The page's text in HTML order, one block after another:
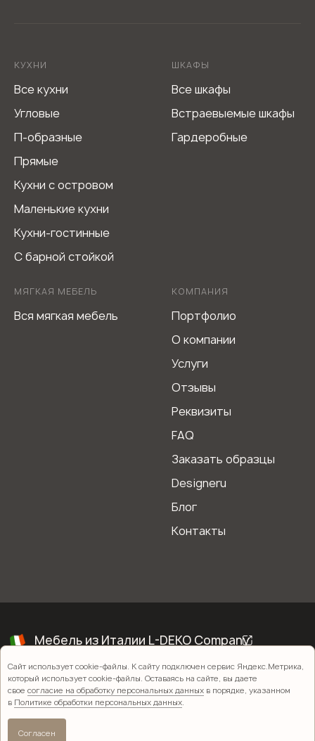
КУХНИ
Все кухни
Угловые
П-образные
Прямые
Кухни с островом
Маленькие кухни
Кухни-гостинные
С барной стойкой
ШКАФЫ
Все шкафы
Встраевыемые шкафы
Гардеробные
МЯГКАЯ МЕБЕЛЬ
Вся мягкая мебель
КОМПАНИЯ
Портфолио
О компании
Услуги
Отзывы
Реквизиты
FAQ
Заказать образцы
Designeru
Блог
Контакты
Согласие на обработку персональных данных
Сайт использует cookie-файлы. К сайту подключен сервис Яндекс.Метрика,
который использует cookie-файлы. Оставаясь на сайте, вы даете
свое согласие на обработку персональных данных в порядке, указанном
в Политике обработки персональных данных.
Согласен